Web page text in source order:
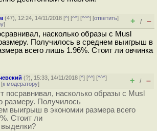
(47), 12:24, 14/11/2018 [^] [^^] [^^^] [ответить]
] + / –
насколько образы с Musl
Получилось в среднем выигрыш в
всего лишь 1.96%. Стоит ли овчинка
(?), 15:33, 14/11/2018 [^] [^^] [^^^]
к модератору] + / –
посравнивал, насколько образы с Musl
размеру. Получилось
выигрыш в экономии размера всего
Стоит ли
выделки?